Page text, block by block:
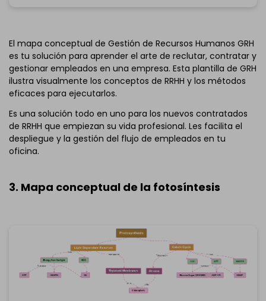
Haz clic para descargar y utilizar esta plantilla.
*El archivo
necesita abrirse en EdrawMind.
Si aún no tienes EdrawMind, descarga EdrawMind
gratis
abajo.
También puedes probar
EdrawMind Online
El mapa conceptual de Gestión de Recursos Humanos GRH
es tu solución para aprender el arte de reclutar, contratar y
gestionar empleados en una empresa. Esta plantilla de GRH
ilustra visualmente los conceptos de RRHH y los métodos
eficaces para ejecutarlos.
Es una solución todo en uno para los nuevos contratados
de RRHH que empiezan su vida profesional. Les facilita el
despliegue y la gestión del flujo de empleados en tu
oficina.
3. Mapa conceptual de la fotosíntesis